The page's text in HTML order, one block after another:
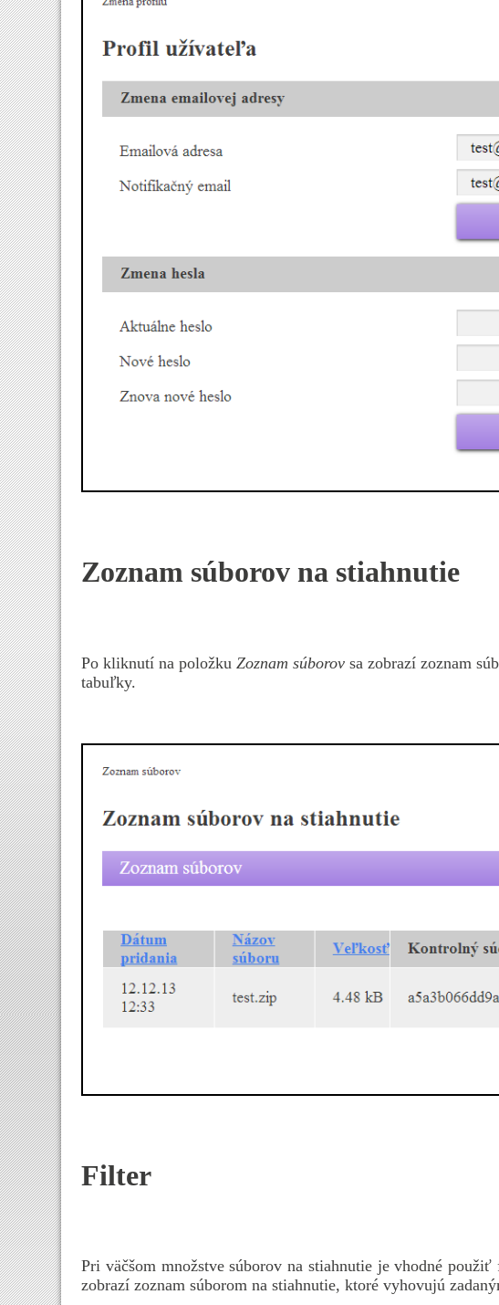
Zoznam súborov na stiahnutie
Po kliknutí na položkuZoznam súborov sa zobrazí zoznam
tabuľky.
Filter
Pri väčšom množstve súborov na stiahnutie je vhodné
zobrazí zoznam súborom na stiahnutie, ktoré vyhovujú